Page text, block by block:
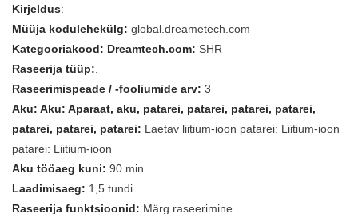
Kirjeldus:
Müüja kodulehekülg: global.dreametech.com
Kategooriakood: Dreamtech.com: SHR
Raseerija tüüp:
Raseerimispeade / -fooliumide arv: 3
Aku: Aku: Aparaat, aku, patarei, patarei, patarei, patarei,
patarei, patarei, patarei: Laetav liitium-ioon patarei: Liitium-ioon
patarei: Liitium-ioon
Aku tööaeg kuni: 90 min
Laadimisaeg: 1,5 tundi
Raseerija funktsioonid: Märg raseerimine